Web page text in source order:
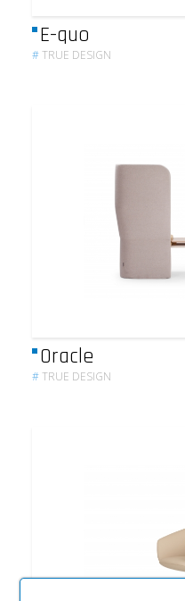
E-quo
#TRUE DESIGN
Oracle
#TRUE DESIGN